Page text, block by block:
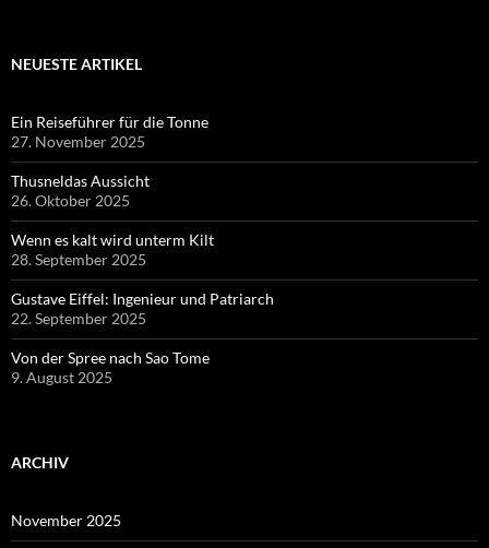
NEUESTE ARTIKEL
Ein Reiseführer für die Tonne
27. November 2025
Thusneldas Aussicht
26. Oktober 2025
Wenn es kalt wird unterm Kilt
28. September 2025
Gustave Eiffel: Ingenieur und Patriarch
22. September 2025
Von der Spree nach Sao Tome
9. August 2025
ARCHIV
November 2025